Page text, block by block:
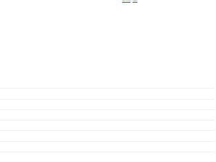
Seite drucken Schließen